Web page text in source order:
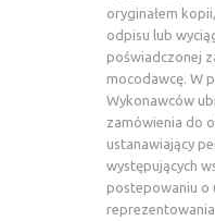
oryginałem
odpisu lub
poświadczonej
mocodawcę. W
Wykonawców
zamówienia do
ustanawiający
występujących
postepowaniu o